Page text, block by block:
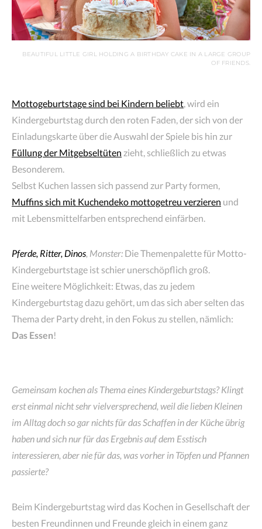
BEAUTIFUL LITTLE GIRL HOLDING A BIRTHDAY CAKE IN A LARGE GROUP
OF FRIENDS.
Mottogeburtstage sind bei Kindern beliebt, wird ein
Kindergeburtstag durch den roten Faden, der sich von der
Einladungskarte über die Auswahl der Spiele bis hin zur
Füllung der Mitgebseltüten zieht, schließlich zu etwas
Besonderem.
Selbst Kuchen lassen sich passend zur Party formen,
Muffins sich mit Kuchendeko mottogetreu verzieren und
mit Lebensmittelfarben entsprechend einfärben.
Pferde, Ritter, Dinos, Monster: Die Themenpalette für Motto-
Kindergeburtstage ist schier unerschöpflich groß.
Eine weitere Möglichkeit: Etwas, das zu jedem
Kindergeburtstag dazu gehört, um das sich aber selten das
Thema der Party dreht, in den Fokus zu stellen, nämlich:
Das Essen!
Gemeinsam kochen als Thema eines Kindergeburtstags? Klingt
erst einmal nicht sehr vielversprechend, weil die lieben Kleinen
im Alltag doch so gar nichts für das Schaffen in der Küche übrig
haben und sich nur für das Ergebnis auf dem Esstisch
interessieren, aber nie für das, was vorher in Töpfen und Pfannen
passierte?
Beim Kindergeburtstag wird das Kochen in Gesellschaft der
besten Freundinnen und Freunde gleich in einem ganz